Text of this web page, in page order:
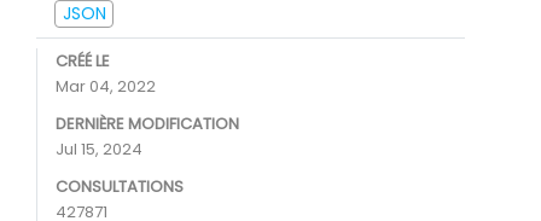
JSON
CRÉÉ LE
Mar 04, 2022
DERNIÈRE MODIFICATION
Jul 15, 2024
CONSULTATIONS
427871